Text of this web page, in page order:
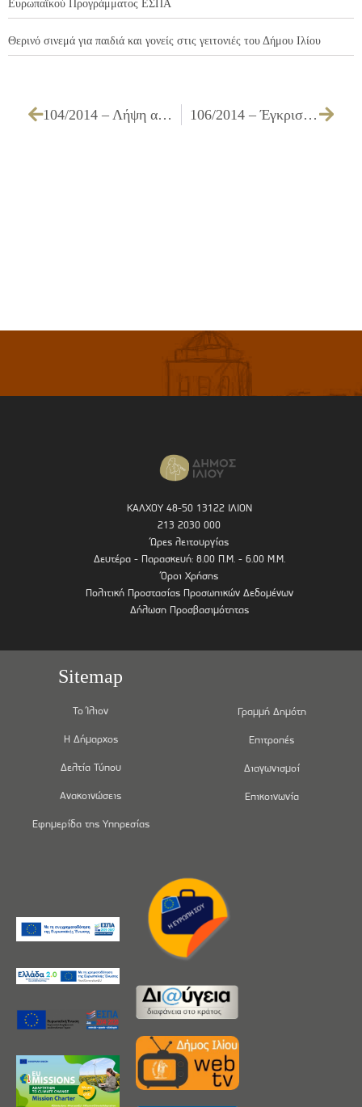
Ευρωπαϊκού Προγράμματος ΕΣΠΑ
Θερινό σινεμά για παιδιά και γονείς στις γειτονιές του Δήμου Ιλίου
104/2014 – Λήψη απόφασης για ανανέωση στάθμευσης (ΑμεΑ) του εξυπηρετούντα ατόμου με αναπηρία (ΑμεΑ) 106/2014 – Έγκριση διενέργειας, πίστωσης για την «Προμήθεια στεφανιών για διάφορες εκδηλώσεις – δεξιώσεις – εθνικές ή τοπικές εορτές του Δήμου μας»
ΚΑΛΧΟΥ 48-50 13122 ΙΛΙΟΝ
213 2030 000
Ώρες λειτουργίας
Δευτέρα - Παρασκευή: 8.00 Π.Μ. - 6.00 Μ.Μ.
Όροι Χρήσης
Πολιτική Προστασίας Προσωπικών Δεδομένων
Δήλωση Προσβασιμότητας
Sitemap
Το Ίλιον
Η Δήμαρχος
Δελτία Τύπου
Ανακοινώσεις
Εφημερίδα της Υπηρεσίας
Γραμμή Δημότη
Επιτροπές
Διαγωνισμοί
Επικοινωνία